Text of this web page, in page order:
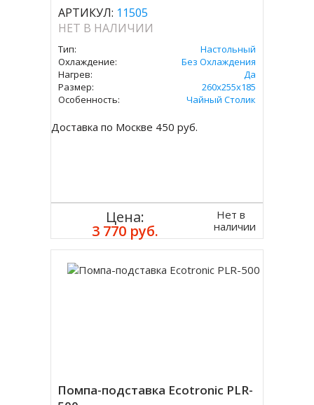
АРТИКУЛ: 11505
НЕТ В НАЛИЧИИ
Тип:
Настольный
Охлаждение:
Без Охлаждения
Нагрев:
Да
Размер:
260x255x185
Особенность:
Чайный Столик
Доставка по Москве 450 руб.
Цена:
3 770 руб.
Нет в
наличии
Помпа-подставка Ecotronic PLR-